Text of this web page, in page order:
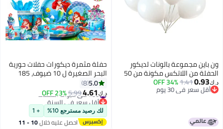
ون باين مجموعة بالونات لديكور
الحفلة من اللاتكس مكونة من 50
قطعة 12بوصة
د.ك‏0.93
1.41
34% OFF
أقل سعر في 30 يوم
أقل سعر في 30 يوم
حفلة مثمرة ديكورات حفلات حورية
البحر الصغيرة ل 10 ضيوف، 185
قطعة طقم أدوات مائدة لحفلة
حورية البحر الصغيرة يمكن التخلص
منها أطباق ومناديل حفلات حورية
البحر الصغيرة وغيرها لوازم حفلات
حورية البحر الصغيرة
5.0
8
د.ك‏4.61
5.99
23% OFF #50 في عبوات الحفلات
أقل سعر في السنة
#50 في عبوات الحفلات
لك رصيد مسترجع 10% + 1
احصل عليه خلال 10 - 11